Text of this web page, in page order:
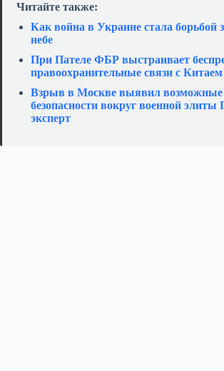
Читайте также:
Как война в Украине стала борьбой
небе
При Пателе ФБР выстраивает
правоохранительные связи с
Взрыв в Москве выявил возможные
безопасности вокруг военной элиты
эксперт